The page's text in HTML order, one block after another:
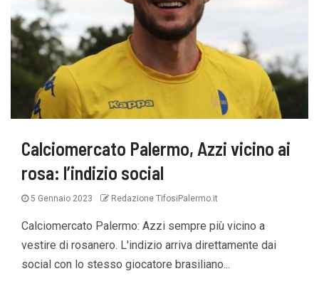
Calciomercato Palermo, Azzi vicino ai
rosa: l’indizio social
5 Gennaio 2023 Redazione TifosiPalermo.it
Calciomercato Palermo: Azzi sempre più vicino a
vestire di rosanero. L'indizio arriva direttamente dai
social con lo stesso giocatore brasiliano...